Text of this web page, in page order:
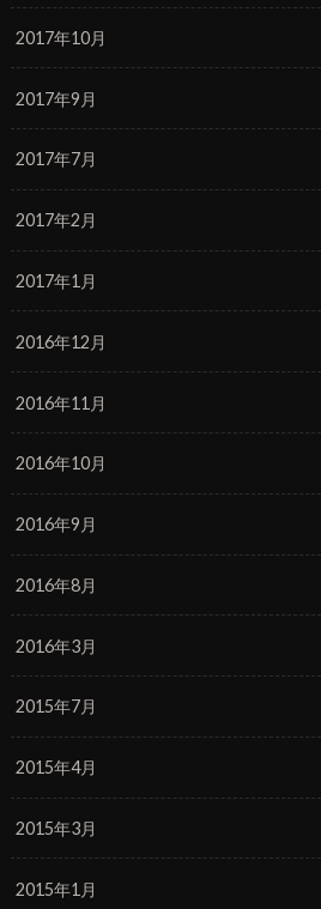
2017年10月
2017年9月
2017年7月
2017年2月
2017年1月
2016年12月
2016年11月
2016年10月
2016年9月
2016年8月
2016年3月
2015年7月
2015年4月
2015年3月
2015年1月